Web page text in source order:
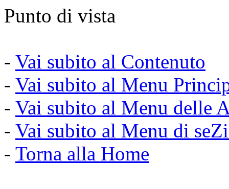
Punto di vista
- Vai subito al Contenuto
- Vai subito al Menu
- Vai subito al Menu delle
- Vai subito al Menu di
- Torna alla Home